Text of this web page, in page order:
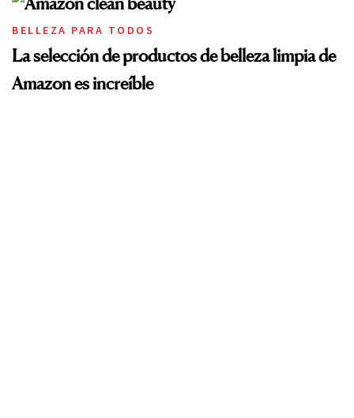
BELLEZA PARA TODOS
La selección de productos de belleza limpia de
Amazon es increíble